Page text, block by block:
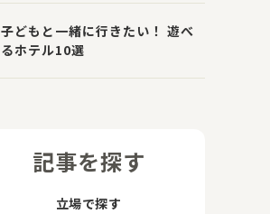
子どもと一緒に行きたい！ 遊べ
るホテル10選
記事を探す
立場で探す